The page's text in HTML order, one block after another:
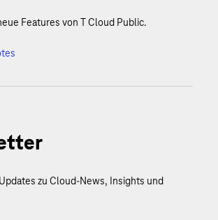
Features von T Cloud Public.
zu Cloud-News, Insights und